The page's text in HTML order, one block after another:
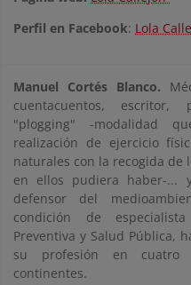
Perfil en Facebook: Lola
Manuel Cortés Blanco.
cuentacuentos, escritor,
"plogging" -modalidad
realización de ejercicio
naturales con la recogida de
en ellos pudiera haber-...
defensor del
condición de
Preventiva y Salud Pública,
su profesión en
continentes.